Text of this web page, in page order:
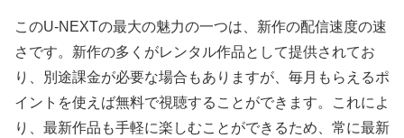
このU-NEXTの最大の魅力の一つは、新作の配信速度の速
さです。新作の多くがレンタル作品として提供されてお
り、別途課金が必要な場合もありますが、毎月もらえるポ
イントを使えば無料で視聴することができます。これによ
り、最新作品も手軽に楽しむことができるため、常に最新